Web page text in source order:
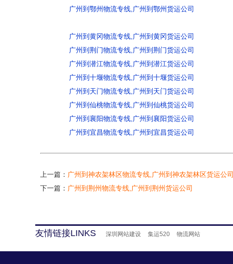
广州到鄂州物流专线,广州到鄂州货运公司
广州到黄冈物流专线,广州到黄冈货运公司
广州到荆门物流专线,广州到荆门货运公司
广州到潜江物流专线,广州到潜江货运公司
广州到十堰物流专线,广州到十堰货运公司
广州到天门物流专线,广州到天门货运公司
广州到仙桃物流专线,广州到仙桃货运公司
广州到襄阳物流专线,广州到襄阳货运公司
广州到宜昌物流专线,广州到宜昌货运公司
上一篇： 广州到神农架林区物流专线,广州到神农架林区货运公司
下一篇： 广州到荆州物流专线,广州到荆州货运公司
友情链接LINKS 深圳网站建设 集运520 物流网站